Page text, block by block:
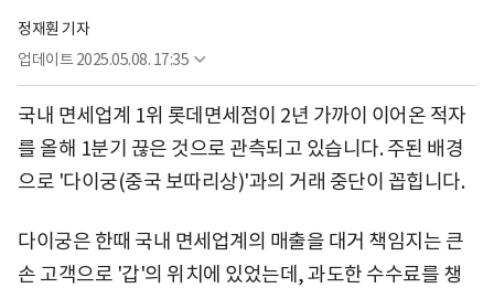
정재훤 기자
업데이트 2025.05.08. 17:35
국내 면세업계 1위 롯데면세점이 2년 가까이 이어온 적자
를 올해 1분기 끊은 것으로 관측되고 있습니다. 주된 배경
으로 '다이궁(중국 보따리상)'과의 거래 중단이 꼽힙니다.
다이궁은 한때 국내 면세업계의 매출을 대거 책임지는 큰
손 고객으로 '갑'의 위치에 있었는데, 과도한 수수료를 챙